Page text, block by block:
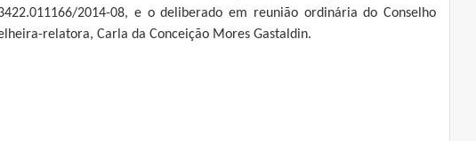
2014-08, e o deliberado em reunião ordinária do Conselho
relatora, Carla da Conceição Mores Gastaldin.